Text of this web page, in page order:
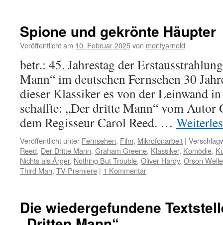
Spione und gekrönte Häupter
Veröffentlicht am 10. Februar 2025von montyarnold
betr.: 45. Jahrestag der
Mann“ im deutschen Fernsehen 30
dieser Klassiker es von der Leinwand
schaffte: „Der dritte Mann“ vom Autor
dem Regisseur Carol Reed. …
Veröffentlicht unter Fernsehen, Film, Mikrofonarbeit |
Reed, Der Dritte Mann, Graham Greene, Klassiker, Komödie,
Nichts als Ärger, Nothing But Trouble, Oliver Hardy, Orson
Third Man, TV-Premiere | 1 Kommentar
Die wiedergefundene